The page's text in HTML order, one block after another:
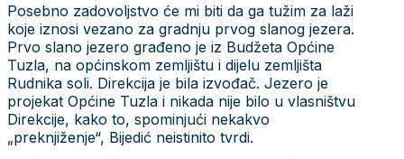
Posebno zadovoljstvo će mi biti da ga tužim za laži
koje iznosi vezano za gradnju prvog slanog jezera.
Prvo slano jezero građeno je iz Budžeta Općine
Tuzla, na općinskom zemljištu i dijelu zemljišta
Rudnika soli. Direkcija je bila izvođač. Jezero je
projekat Općine Tuzla i nikada nije bilo u vlasništvu
Direkcije, kako to, spominjući nekakvo
„preknjiženje“, Bijedić neistinito tvrdi.